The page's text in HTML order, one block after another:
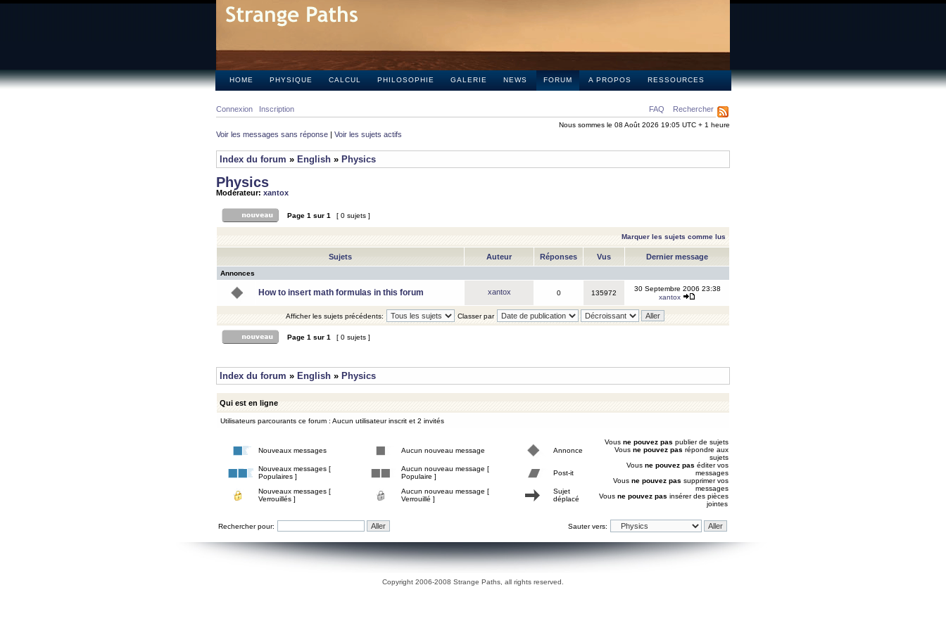
HOME PHYSIQUE CALCUL PHILOSOPHIE GALERIE NEWS FORUM A PROPOS RESSOURCES
FAQ Rechercher
Connexion Inscription
Nous sommes le 08 Août 2026 19:05 UTC + 1 heure
Voir les messages sans réponse | Voir les sujets actifs
Index du forum » English » Physics
Physics
Modérateur: xantox
Page 1 sur 1 [ 0 sujets ]
Marquer les sujets comme lus
Sujets Auteur Réponses Vus Dernier message
Annonces
How to insert math formulas in this forum xantox 0 135972
30 Septembre 2006 23:38
xantox
Afficher les sujets précédents: Classer par
Page 1 sur 1 [ 0 sujets ]
Index du forum » English » Physics
Qui est en ligne
Utilisateurs parcourants ce forum : Aucun utilisateur inscrit et 2 invités
Nouveaux messages Aucun nouveau message Annonce
Nouveaux messages [
Populaires ]
Aucun nouveau message [
Populaire ]
Post-it
Nouveaux messages [
Verrouillés ]
Aucun nouveau message [
Verrouillé ]
Sujet
déplacé
Vous ne pouvez pas publier de sujets
Vous ne pouvez pas répondre aux
sujets
Vous ne pouvez pas éditer vos
messages
Vous ne pouvez pas supprimer vos
messages
Vous ne pouvez pas insérer des pièces
jointes
Rechercher pour: Sauter vers:
Copyright 2006-2008 Strange Paths, all rights reserved.